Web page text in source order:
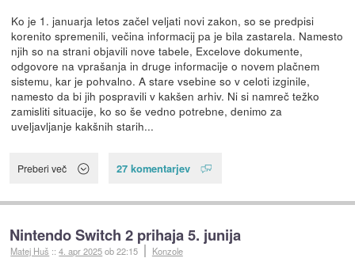
Ko je 1. januarja letos začel veljati novi zakon, so se predpisi
korenito spremenili, večina informacij pa je bila zastarela. Namesto
njih so na strani objavili nove tabele, Excelove dokumente,
odgovore na vprašanja in druge informacije o novem plačnem
sistemu, kar je pohvalno. A stare vsebine so v celoti izginile,
namesto da bi jih pospravili v kakšen arhiv. Ni si namreč težko
zamisliti situacije, ko so še vedno potrebne, denimo za
uveljavljanje kakšnih starih...
Preberi več 27 komentarjev
Nintendo Switch 2 prihaja 5. junija
Matej Huš ::4. apr 2025ob 22:15 Konzole